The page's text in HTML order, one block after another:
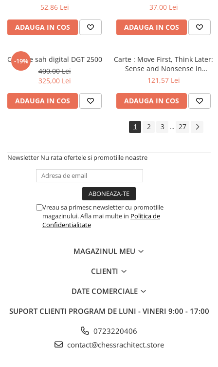
52,86 Lei
ADAUGA IN COS
37,00 Lei
ADAUGA IN COS
-19%
Ceas de sah digital DGT 2500
400,00 Lei
325,00 Lei
ADAUGA IN COS
Carte : Move First, Think Later:
Sense and Nonsense in
Improving Your Chess, Willy
121,57 Lei
ADAUGA IN COS
1 2 3 ... 27
Newsletter Nu rata ofertele si promotiile noastre
Vreau sa primesc newsletter cu promotiile
magazinului. Afla mai multe in Politica de
Confidentialitate
MAGAZINUL MEU
CLIENTI
DATE COMERCIALE
SUPORT CLIENTI PROGRAM DE LUNI - VINERI 9:00 - 17:00
0723220406
contact@chessrachitect.store